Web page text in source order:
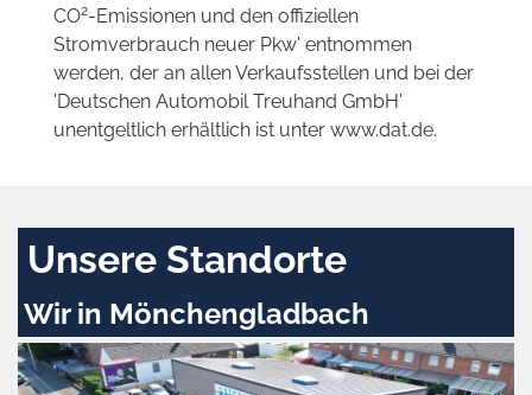
CO2-Emissionen und den offiziellen
Stromverbrauch neuer Pkw' entnommen
werden, der an allen Verkaufsstellen und bei der
'Deutschen Automobil Treuhand GmbH'
unentgeltlich erhältlich ist unter www.dat.de.
Unsere Standorte
Wir in Mönchengladbach